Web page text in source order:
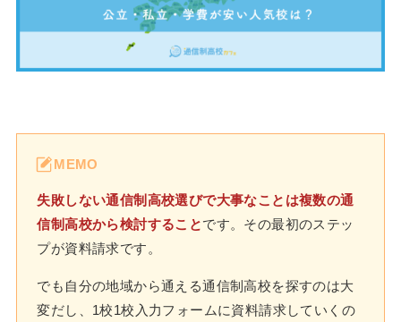
MEMO
失敗しない通信制高校選びで大事なことは複数の通
信制高校から検討することです。その最初のステッ
プが資料請求です。
でも自分の地域から通える通信制高校を探すのは大
変だし、1校1校入力フォームに資料請求していくの